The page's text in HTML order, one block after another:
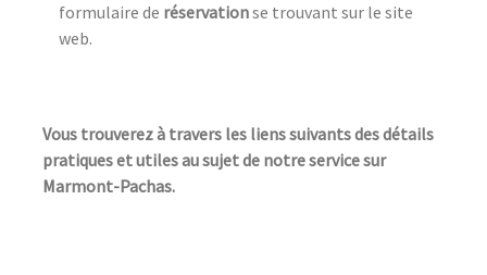
formulaire de réservationse trouvant sur le site
web.
Vous trouverez à travers les liens suivants des détails
pratiques et utiles au sujet de notre service sur
Marmont-Pachas.